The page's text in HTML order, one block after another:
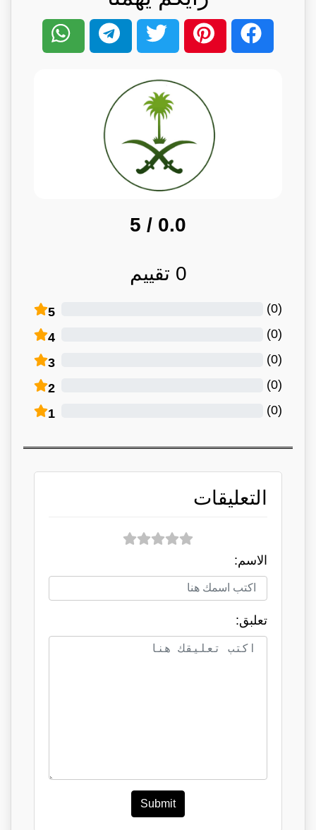
0.0
/ 5
0 تقييم
5 (
0
)
4 (
0
)
3 (
0
)
2 (
0
)
1 (
0
)
التعليقات
الاسم:
تعلبق:
Submit